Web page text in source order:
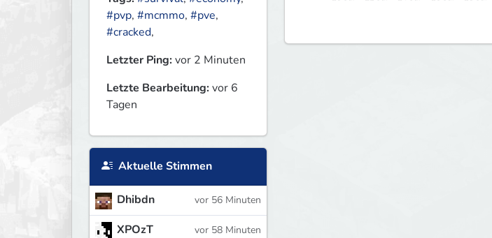
#pvp, #mcmmo, #pve,
#cracked,
Letzter Ping:vor 2 Minuten
Letzte Bearbeitung:vor 6
Tagen
Aktuelle Stimmen
Dhibdn vor 56 Minuten
XPOzT vor 58 Minuten